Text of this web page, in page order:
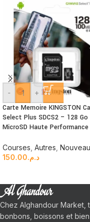
- +
Carte Memoire KINGSTON
Select Plus SDCS2 – 128 Go
MicroSD Haute Performance
Courses Autres
د.م.150.00
Chez Alghandour Market,
bonbons, boissons et